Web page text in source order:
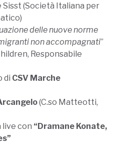
(Società Italiana per
delle nuove norme
non accompagnati”
Responsabile
di CSV Marche
(C.so Matteotti,
live con “Dramane Konate,